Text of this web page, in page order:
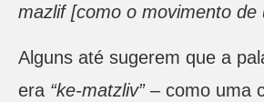
mazlif [como o movimento de
Alguns até sugerem que a
era “ke-matzliv” – como uma